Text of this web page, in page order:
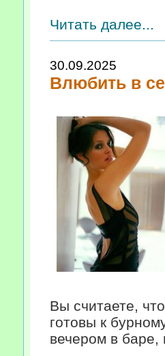
Читать далее...
30.09.2025
Влюбить в
Вы считаете,
готовы к
вечером в баре,